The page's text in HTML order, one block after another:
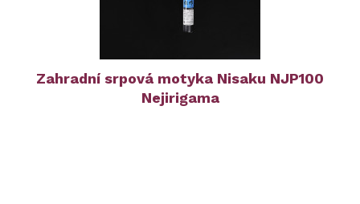
Zahradní srpová motyka Nisaku NJP100
Nejirigama